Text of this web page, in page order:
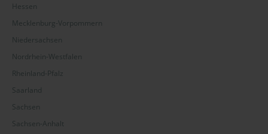
Hessen
Mecklenburg-Vorpommern
Niedersachsen
Nordrhein-Westfalen
Rheinland-Pfalz
Saarland
Sachsen
Sachsen-Anhalt